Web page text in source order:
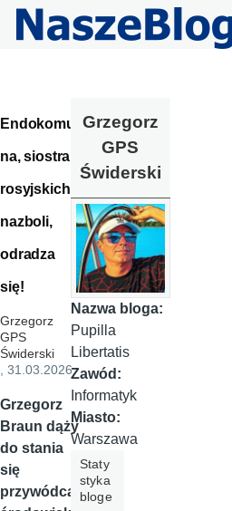
Przejdź do treści
Endokomu
na, siostra
rosyjskich
nazboli,
odradza
się!
Grzegorz
GPS
Świderski
, 31.03.2026
Grzegorz
Braun dąży
do stania
się
przywódcą
Grzegorz
GPS
Świderski
Nazwa bloga:
Pupilla
Libertatis
Zawód:
Informatyk
Miasto:
Warszawa
Staty
styka
bloge